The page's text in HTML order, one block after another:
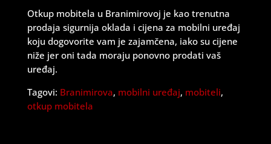
Otkup mobitela u Branimirovoj je kao trenutna
prodaja sigurnija oklada i cijena za mobilni uređaj
koju dogovorite vam je zajamčena, iako su cijene
niže jer oni tada moraju ponovno prodati vaš
uređaj.
Tagovi: Branimirova, mobilni uređaj, mobiteli,
otkup mobitela